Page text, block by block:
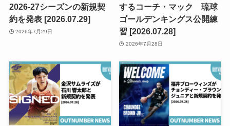
2026-27シーズンの新規契
約を発表 [2026.07.29]
2026年7月29日
するコーチ・マック 琉球
ゴールデンキングス公開練
習 [2026.07.28]
2026年7月28日